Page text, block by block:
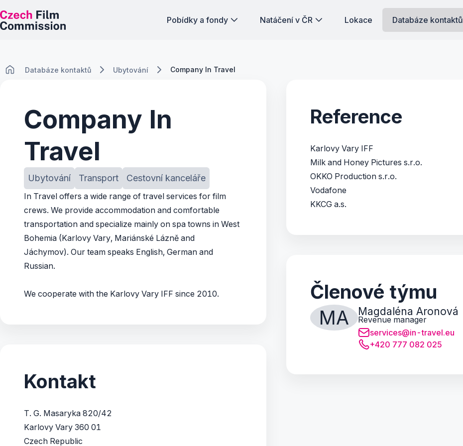
Pobídky a fondy Natáčení v ČR Lokace Databáze kontaktů
Databáze kontaktů Ubytování Company In Travel
Company In
Travel
Ubytování Transport Cestovní kanceláře
In Travel offers a wide range of travel services for film
crews. ​We provide accommodation and comfortable
transportation​ and specialize mainly on spa towns in West
Bohemia (Karlovy Vary, Mariánské Lázně and
Jáchymov). Our team speaks English, German and
Russian.
We cooperate with the Karlovy Vary IFF since 2010.
Kontakt
T. G. Masaryka 820/42
Karlovy Vary 360 01
Czech Republic
Reference
Karlovy Vary IFF
Milk and Honey Pictures s.r.o.
OKKO Production s.r.o.
Vodafone
KKCG a.s.
Členové týmu
MA
Magdaléna Aronová
Revenue manager
services@in-travel.eu
+420 777 082 025